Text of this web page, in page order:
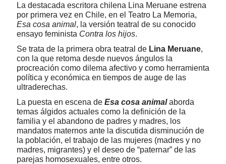
La destacada escritora chilena Lina Meruane estrena
por primera vez en Chile, en el Teatro La Memoria,
Esa cosa animal, la versión teatral de su conocido
ensayo feminista Contra los hijos.
Se trata de la primera obra teatral de Lina Meruane,
con la que retoma desde nuevos ángulos la
procreación como dilema afectivo y como herramienta
política y económica en tiempos de auge de las
ultraderechas.
La puesta en escena de Esa cosa animalaborda
temas álgidos actuales como la definición de la
familia y el abandono de padres y madres, los
mandatos maternos ante la discutida disminución de
la población, el trabajo de las mujeres (madres y no
madres, migrantes) y el deseo de “paternar” de las
parejas homosexuales, entre otros.